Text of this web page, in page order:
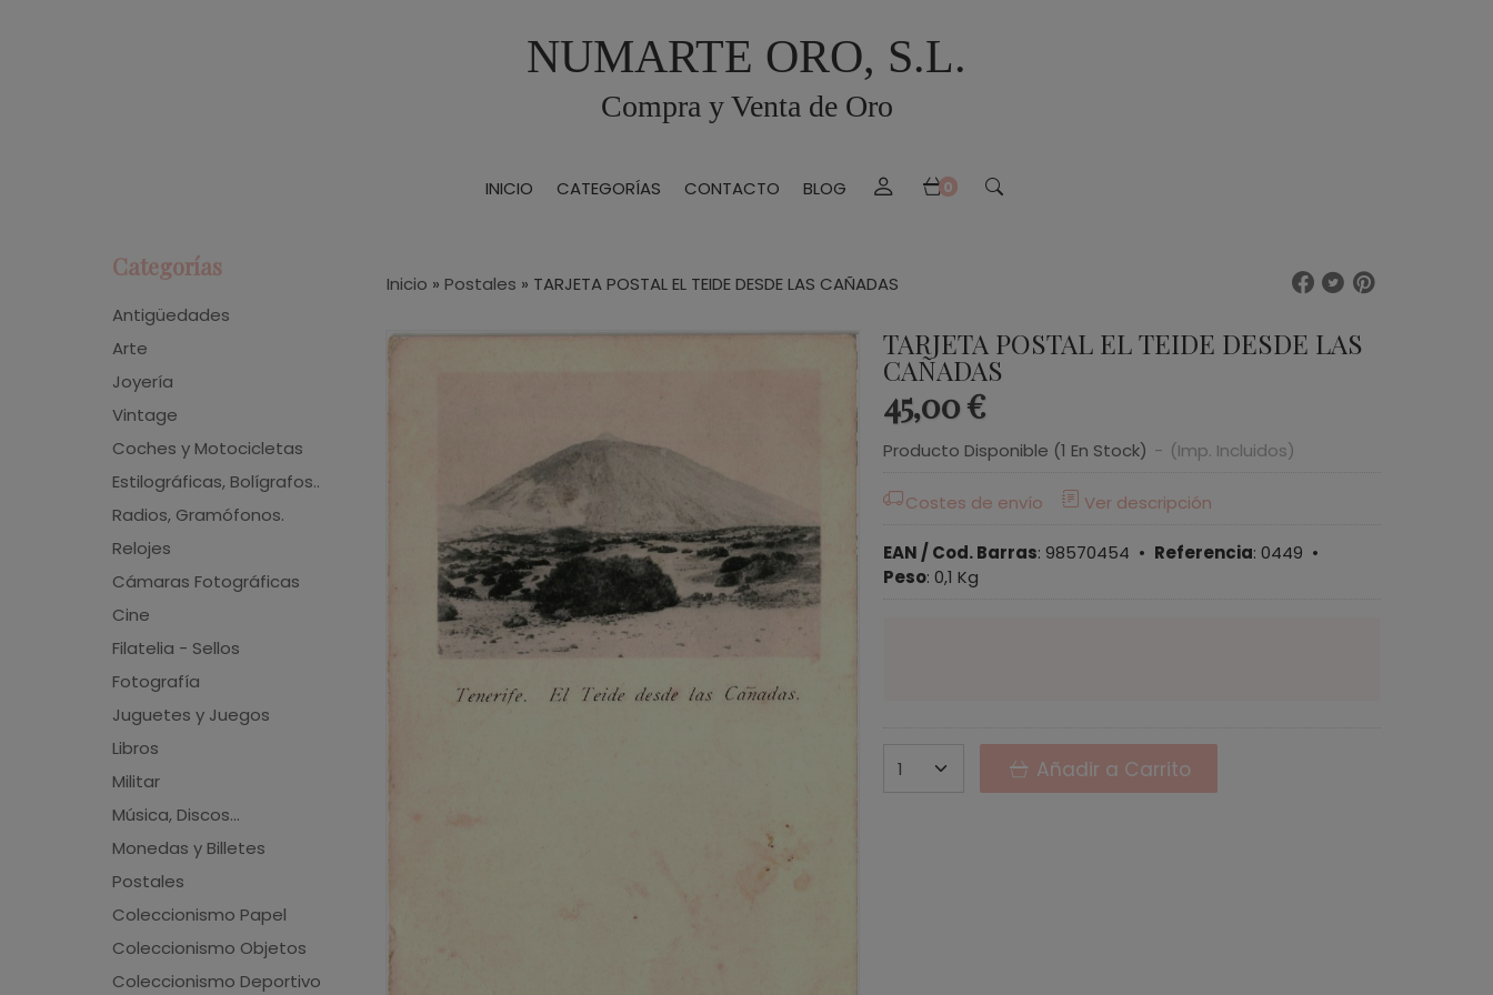
NUMARTE ORO, S.L.
Compra y Venta de Oro
INICIO CATEGORÍAS CONTACTO BLOG 0
Categorías
Antigüedades
Arte
Joyería
Vintage
Coches y Motocicletas
Estilográficas, Bolígrafos..
Radios, Gramófonos.
Relojes
Cámaras Fotográficas
Cine
Filatelia - Sellos
Fotografía
Juguetes y Juegos
Libros
Militar
Música, Discos...
Monedas y Billetes
Postales
Coleccionismo Papel
Coleccionismo Objetos
Coleccionismo Deportivo
Inicio » Postales » TARJETA POSTAL EL TEIDE DESDE LAS CAÑADAS
TARJETA POSTAL EL TEIDE DESDE LAS
CAÑADAS
45,00 €
Producto Disponible (1 En Stock) - (Imp. Incluidos)
Costes de envío Ver descripción
EAN / Cod. Barras: 98570454 • Referencia: 0449 •
Peso: 0,1 Kg
Añadir a Carrito